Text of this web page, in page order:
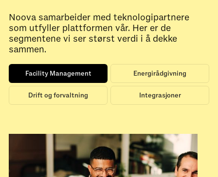
Noova samarbeider med teknologipartnere
som utfyller plattformen vår. Her er de
segmentene vi ser størst verdi i å dekke
sammen.
Facility Management Energirådgivning
Drift og forvaltning Integrasjoner